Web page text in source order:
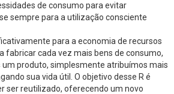
de consumo para evitar
sempre para a utilização consciente
para a economia de recursos
fabricar cada vez mais bens de consumo,
produto, simplesmente atribuímos mais
sua vida útil. O objetivo desse R é
ser reutilizado, oferecendo um novo